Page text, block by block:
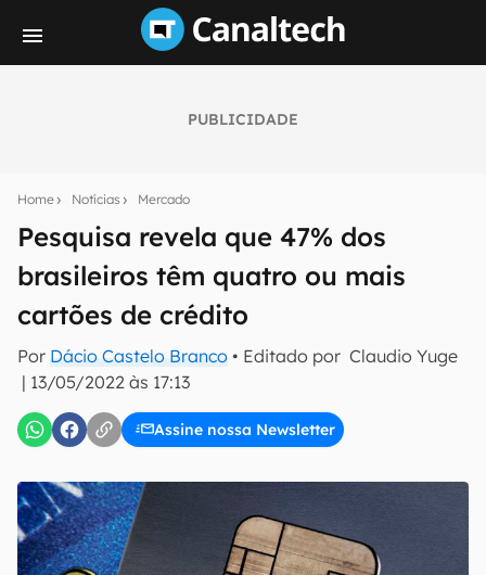
PUBLICIDADE
Home Notícias Mercado
Pesquisa revela que 47% dos
brasileiros têm quatro ou mais
cartões de crédito
Por Dácio Castelo Branco • Editado por Claudio Yuge
| 13/05/2022 às 17:13
Assine nossa Newsletter
notícias e reviews sobre tecnologia em primeira
E-mail
inscreva-se
Confirmo que li, aceito e concordo com os Termos de
Uso e Política de Privacidade do Canaltech.